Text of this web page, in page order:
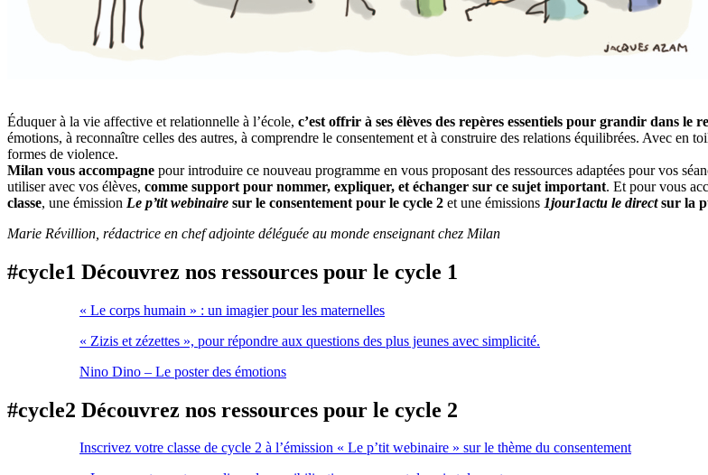
Éduquer à la vie affective et relationnelle à l’école, c’est offrir à ses élèves des repères essentiels pour grandir dans le
émotions, à reconnaître celles des autres, à comprendre le consentement et à construire des relations équilibrées. Avec
formes de violence.
Milan vous accompagne pour introduire ce nouveau programme en vous proposant des ressources adaptées pour vos
utiliser avec vos élèves, comme support pour nommer, expliquer, et échanger sur ce sujet important. Et pour vous
classe, une émission Le p’tit webinaire sur le consentement pour le cycle 2 et une émissions 1jour1actu le directsur la
Marie Révillion, rédactrice en chef adjointe déléguée au monde enseignant chez Milan
#cycle1 Découvrez nos ressources pour le cycle 1
« Le corps humain » : un imagier pour les maternelles
« Zizis et zézettes », pour répondre aux questions des plus jeunes avec simplicité.
Nino Dino – Le poster des émotions
#cycle2 Découvrez nos ressources pour le cycle 2
Inscrivez votre classe de cycle 2 à l’émission « Le p’tit webinaire » sur le thème du consentement